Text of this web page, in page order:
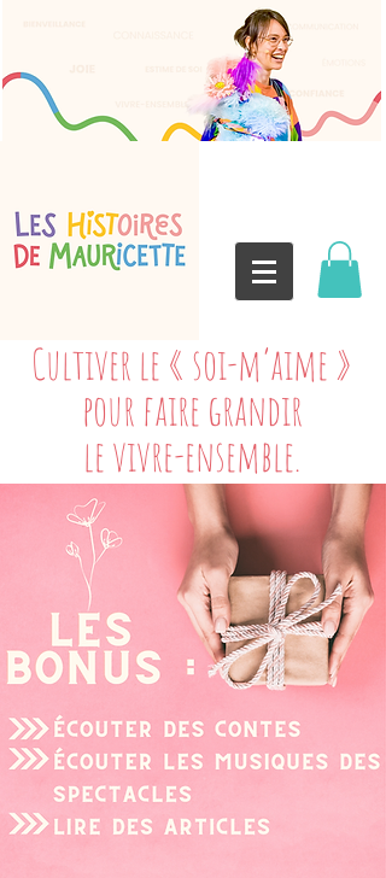
Cultiver le « soi-m’aime »
pour faire grandir
le vivre-ensemble.